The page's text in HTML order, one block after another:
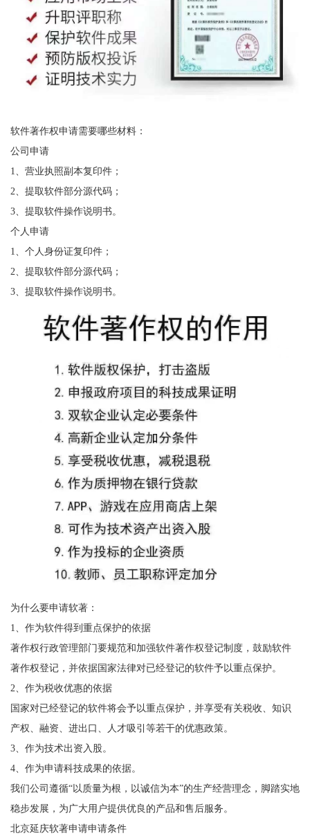
软件著作权申请需要哪些材料：
公司申请
1、营业执照副本复印件；
2、提取软件部分源代码；
3、提取软件操作说明书。
个人申请
1、个人身份证复印件；
2、提取软件部分源代码；
3、提取软件操作说明书。
为什么要申请软著：
1、作为软件得到重点保护的依据
著作权行政管理部门要规范和加强软件著作权登记制度，鼓励软件
著作权登记，并依据国家法律对已经登记的软件予以重点保护。
2、作为税收优惠的依据
国家对已经登记的软件将会予以重点保护，并享受有关税收、知识
产权、融资、进出口、人才吸引等若干的优惠政策。
3、作为技术出资入股。
4、作为申请科技成果的依据。
我们公司遵循“以质量为根，以诚信为本”的生产经营理念，脚踏实地
稳步发展，为广大用户提供优良的产品和售后服务。
北京延庆软著申请申请条件